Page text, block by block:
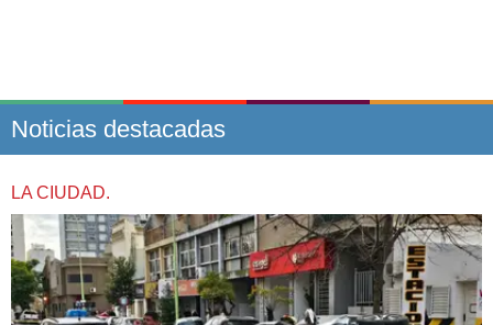
Noticias destacadas
LA CIUDAD.